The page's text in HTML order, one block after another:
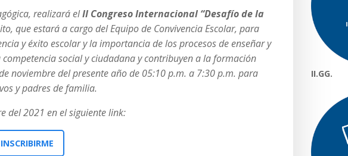
realizará elII Congreso Internacional “Desafío de la
que estará a cargo del Equipo de Convivencia Escolar, para
y éxito escolar y la importancia de los procesos de enseñar y
social y ciudadana y contribuyen a la formación
noviembre del presente año de 05:10 p.m. a 7:30 p.m. para
y padres de familia.
del 2021 en el siguiente link:
INSCRIBIRME
II.GG.